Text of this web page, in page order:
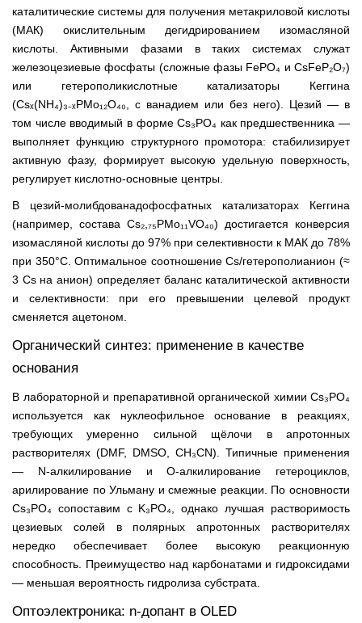
каталитические системы для получения метакриловой кислоты
(МАК) окислительным дегидрированием изомасляной
кислоты. Активными фазами в таких системах служат
железоцезиевые фосфаты (сложные фазы FePO₄ и CsFeP₂O₇)
или гетерополикислотные катализаторы Кеггина
(Csₓ(NH₄)₃₋ₓPMo₁₂O₄₀, с ванадием или без него). Цезий — в
том числе вводимый в форме Cs₃PO₄ как предшественника —
выполняет функцию структурного промотора: стабилизирует
активную фазу, формирует высокую удельную поверхность,
регулирует кислотно-основные центры.
В цезий-молибдованадофосфатных катализаторах Кеггина
(например, состава Cs₂,₇₅PMo₁₁VO₄₀) достигается конверсия
изомасляной кислоты до 97% при селективности к МАК до 78%
при 350°C. Оптимальное соотношение Cs/гетерополианион (≈
3 Cs на анион) определяет баланс каталитической активности
и селективности: при его превышении целевой продукт
сменяется ацетоном.
Органический синтез: применение в качестве
основания
В лабораторной и препаративной органической химии Cs₃PO₄
используется как нуклеофильное основание в реакциях,
требующих умеренно сильной щёлочи в апротонных
растворителях (DMF, DMSO, CH₃CN). Типичные применения
— N-алкилирование и O-алкилирование гетероциклов,
арилирование по Ульману и смежные реакции. По основности
Cs₃PO₄ сопоставим с K₃PO₄, однако лучшая растворимость
цезиевых солей в полярных апротонных растворителях
нередко обеспечивает более высокую реакционную
способность. Преимущество над карбонатами и гидроксидами
— меньшая вероятность гидролиза субстрата.
Оптоэлектроника: n-допант в OLED